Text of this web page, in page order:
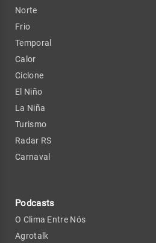
Norte
Frio
Temporal
Calor
Ciclone
El Niño
La Niña
Turismo
Radar RS
Carnaval
Podcasts
O Clima Entre Nós
Agrotalk